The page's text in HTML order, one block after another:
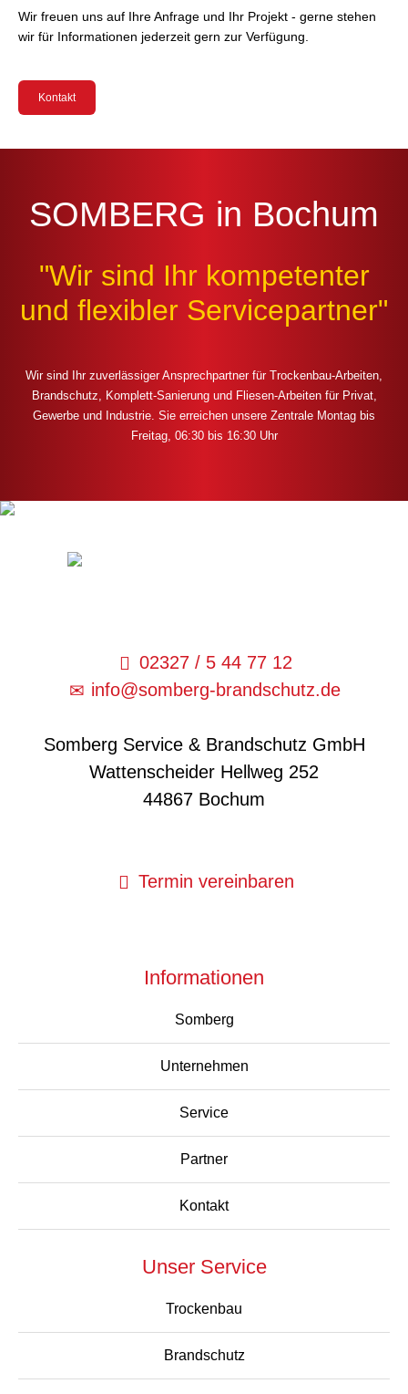
Wir freuen uns auf Ihre Anfrage und Ihr Projekt - gerne stehen
wir für Informationen jederzeit gern zur Verfügung.
Kontakt
SOMBERG in Bochum
"Wir sind Ihr kompetenter
und flexibler Servicepartner"
Wir sind Ihr zuverlässiger Ansprechpartner für Trockenbau-Arbeiten,
Brandschutz, Komplett-Sanierung und Fliesen-Arbeiten für Privat,
Gewerbe und Industrie. Sie erreichen unsere Zentrale Montag bis
Freitag, 06:30 bis 16:30 Uhr
02327 / 5 44 77 12
info@somberg-brandschutz.de
Somberg Service & Brandschutz GmbH
Wattenscheider Hellweg 252
44867 Bochum
Termin vereinbaren
Informationen
Somberg
Unternehmen
Service
Partner
Kontakt
Unser Service
Trockenbau
Brandschutz